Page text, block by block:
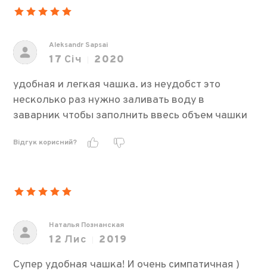
Aleksandr Sapsai
17 Січ
2020
удобная и легкая чашка. из неудобст это
несколько раз нужно заливать воду в
заварник чтобы заполнить ввесь объем чашки
Відгук корисний?
Наталья Познанская
12 Лис
2019
Супер удобная чашка! И очень симпатичная )